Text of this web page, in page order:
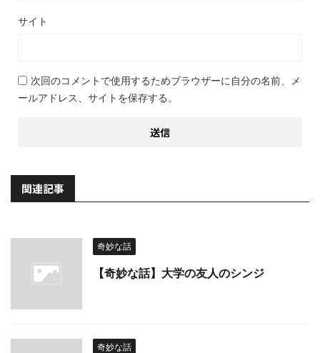
サイト
次回のコメントで使用するためブラウザーに自分の名前、メ
ールアドレス、サイトを保存する。
関連記事
奇妙な話
【奇妙な話】大学の友人のシンジ
奇妙な話